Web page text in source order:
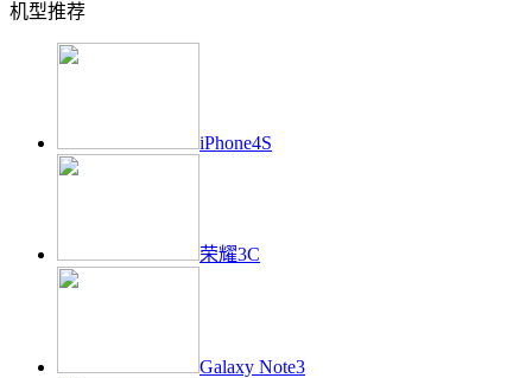
机型推荐
iPhone4S
荣耀3C
Galaxy Note3